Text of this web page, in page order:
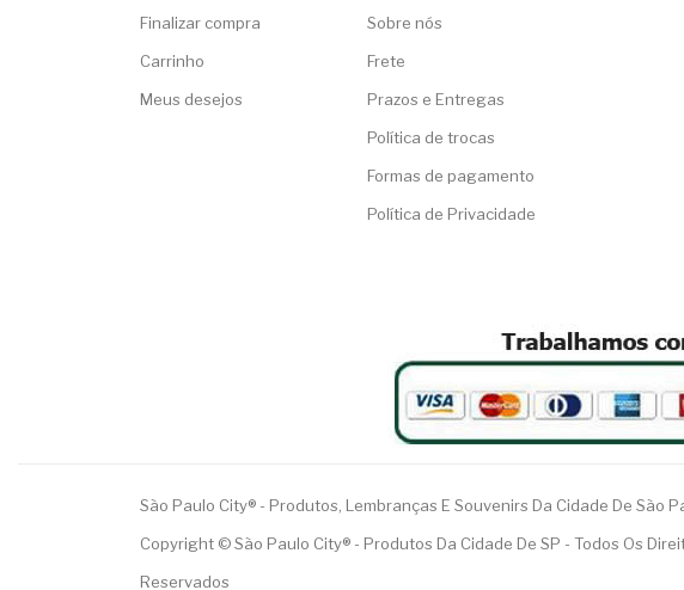
Finalizar compra
Carrinho
Meus desejos
Sobre nós
Frete
Prazos e Entregas
Política de trocas
Formas de pagamento
Política de Privacidade
São Paulo City® - Produtos, Lembranças E Souvenirs Da Cidade De São
Copyright © São Paulo City® - Produtos Da Cidade De SP - Todos Os
Reservados